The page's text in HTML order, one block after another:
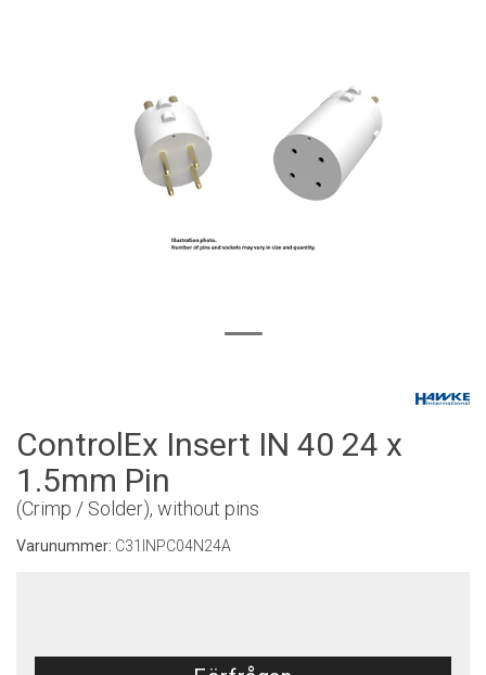
ControlEx Insert IN 40 24 x
1.5mm Pin
(Crimp / Solder), without pins
Varunummer: C31INPC04N24A